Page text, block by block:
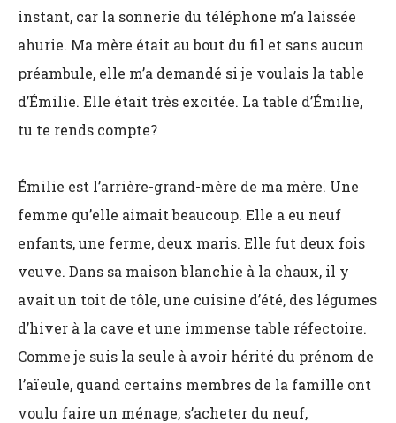
instant, car la sonnerie du téléphone m’a laissée
ahurie. Ma mère était au bout du fil et sans aucun
préambule, elle m’a demandé si je voulais la table
d’Émilie. Elle était très excitée. La table d’Émilie,
tu te rends compte?
Émilie est l’arrière-grand-mère de ma mère. Une
femme qu’elle aimait beaucoup. Elle a eu neuf
enfants, une ferme, deux maris. Elle fut deux fois
veuve. Dans sa maison blanchie à la chaux, il y
avait un toit de tôle, une cuisine d’été, des légumes
d’hiver à la cave et une immense table réfectoire.
Comme je suis la seule à avoir hérité du prénom de
l’aïeule, quand certains membres de la famille ont
voulu faire un ménage, s’acheter du neuf,